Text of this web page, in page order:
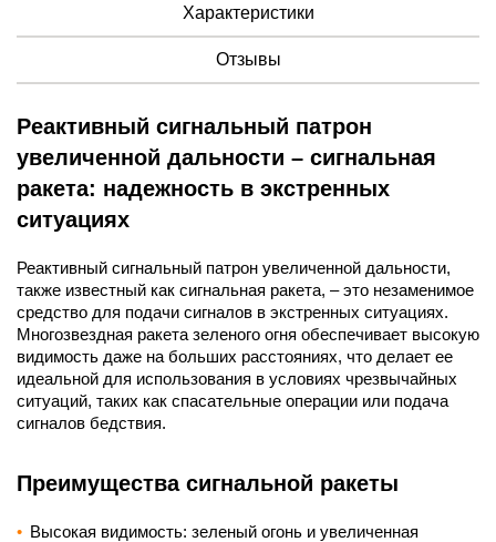
Характеристики
Отзывы
Реактивный сигнальный патрон
увеличенной дальности – сигнальная
ракета: надежность в экстренных
ситуациях
Реактивный сигнальный патрон увеличенной дальности,
также известный как сигнальная ракета, – это незаменимое
средство для подачи сигналов в экстренных ситуациях.
Многозвездная ракета зеленого огня обеспечивает высокую
видимость даже на больших расстояниях, что делает ее
идеальной для использования в условиях чрезвычайных
ситуаций, таких как спасательные операции или подача
сигналов бедствия.
Преимущества сигнальной ракеты
Высокая видимость: зеленый огонь и увеличенная